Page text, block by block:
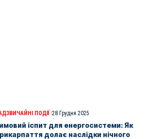
ПОДІЇ 28 Грудня 2025
іспит для енергосистеми: Як
долає наслідки нічного